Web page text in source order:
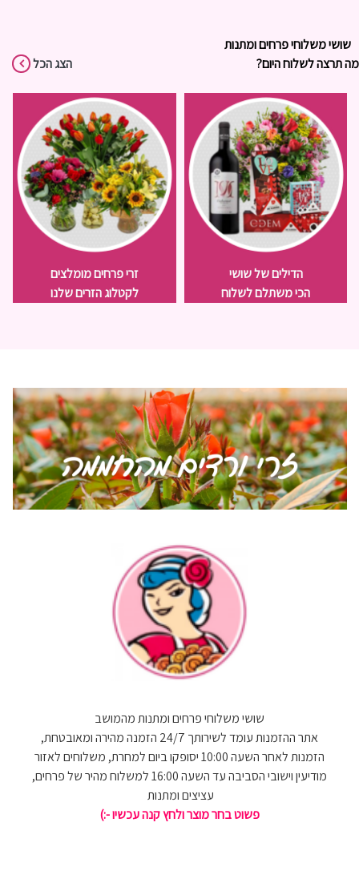
שושי משלוחי פרחים ומתנות
מה תרצה לשלוח היום?
הצג הכל
הדילים של שושי
הכי משתלם לשלוח
זרי פרחים מומלצים
לקטלוג הזרים שלנו
שושי משלוחי פרחים ומתנות מהמושב
אתר ההזמנות עומד לשירותך 24/7 הזמנה מהירה ומאובטחת,
הזמנות לאחר השעה 10:00 יסופקו ביום למחרת, משלוחים לאזור
מודיעין וישובי הסביבה עד השעה 16:00 למשלוח מהיר של פרחים,
עציצים ומתנות
פשוט בחר מוצר ולחץ קנה עכשיו -:)